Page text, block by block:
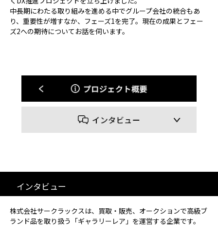
EC運用支援
ライセンス契約
お役立ち記事
03-6432-0346
電話受付：平日 10:00~17:00
中長期にわたる取り組みを進める中でグループ会社の統合もあ
り、重要性が増すなか、フェーズ1を完了。現在の成果とフェー
ズ2への期待についてお話を伺います。
インタビュー
株式会社サークラックスは、買取・販売、オークションで高級ブ
ランド品を取り扱う「ギャラリーレア」を運営する企業です。